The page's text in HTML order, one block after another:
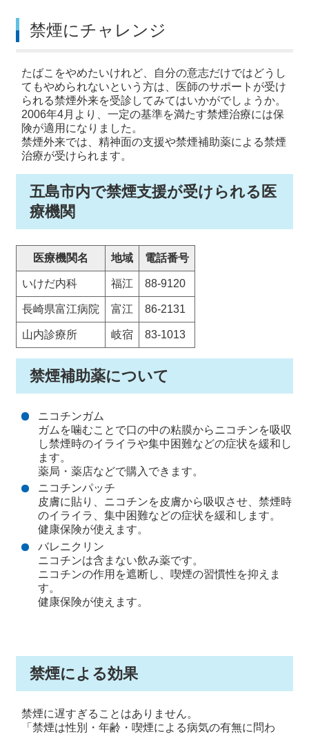
禁煙にチャレンジ
たばこをやめたいけれど、自分の意志だけではどうし
てもやめられないという方は、医師のサポートが受け
られる禁煙外来を受診してみてはいかがでしょうか。
2006年4月より、一定の基準を満たす禁煙治療には保
険が適用になりました。
禁煙外来では、精神面の支援や禁煙補助薬による禁煙
治療が受けられます。
五島市内で禁煙支援が受けられる医
療機関
医療機関名 地域 電話番号
いけだ内科 福江 88-9120
長崎県富江病院 富江 86-2131
山内診療所 岐宿 83-1013
禁煙補助薬について
ニコチンガム
ガムを噛むことで口の中の粘膜からニコチンを吸収
し禁煙時のイライラや集中困難などの症状を緩和し
ます。
薬局・薬店などで購入できます。
ニコチンパッチ
皮膚に貼り、ニコチンを皮膚から吸収させ、禁煙時
のイライラ、集中困難などの症状を緩和します。
健康保険が使えます。
バレニクリン
ニコチンは含まない飲み薬です。
ニコチンの作用を遮断し、喫煙の習慣性を抑えま
す。
健康保険が使えます。
禁煙による効果
禁煙に遅すぎることはありません。
「禁煙は性別・年齢・喫煙による病気の有無に問わ